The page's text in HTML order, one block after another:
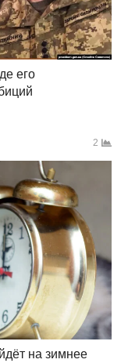
его
2
на зимнее